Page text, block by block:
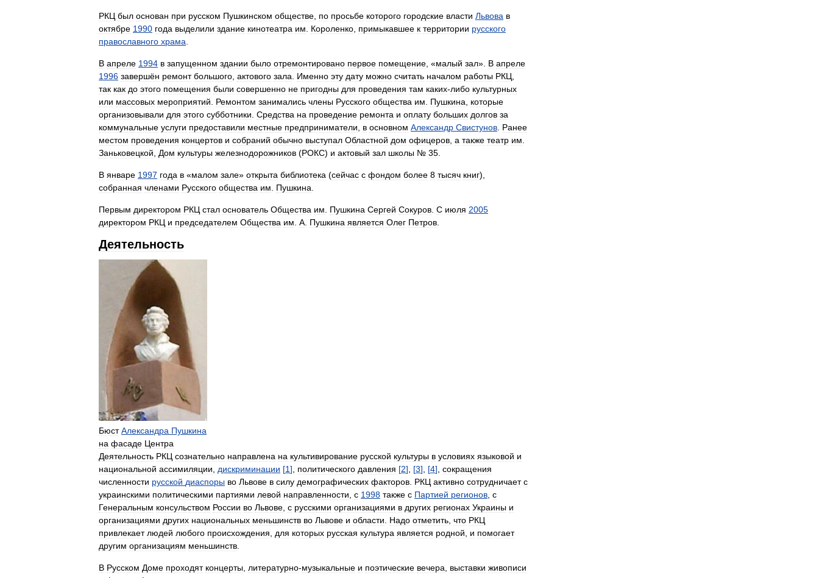
РКЦ был основан при русском Пушкинском обществе, по просьбе которого городские власти Львова в
октябре 1990 года выделили здание кинотеатра им. Короленко, примыкавшее к территории русского
православного храма.
В апреле 1994 в запущенном здании было отремонтировано первое помещение, «малый зал». В апреле
1996 завершён ремонт большого, актового зала. Именно эту дату можно считать началом работы РКЦ,
так как до этого помещения были совершенно не пригодны для проведения там каких-либо культурных
или массовых мероприятий. Ремонтом занимались члены Русского общества им. Пушкина, которые
организовывали для этого субботники. Средства на проведение ремонта и оплату больших долгов за
коммунальные услуги предоставили местные предприниматели, в основном Александр Свистунов. Ранее
местом проведения концертов и собраний обычно выступал Областной дом офицеров, а также театр им.
Заньковецкой, Дом культуры железнодорожников (РОКС) и актовый зал школы № 35.
В январе 1997 года в «малом зале» открыта библиотека (сейчас с фондом более 8 тысяч книг),
собранная членами Русского общества им. Пушкина.
Первым директором РКЦ стал основатель Общества им. Пушкина Сергей Сокуров. С июля 2005
директором РКЦ и председателем Общества им. А. Пушкина является Олег Петров.
Деятельность
Бюст Александра Пушкина
на фасаде Центра
Деятельность РКЦ сознательно направлена на культивирование русской культуры в условиях языковой и
национальной ассимиляции дискриминации [1] политического давления [2] [3] [4] сокращения
численности русской диаспоры во Львове в силу демографических факторов РКЦ активно сотрудничает с
украинскими политическими партиями левой направленности с 1998 также с Партией регионов с
Генеральным консульством России во Львове с русскими организациями в других регионах Украины и
организациями других национальных меньшинств во Львове и области Надо отметить что РКЦ
привлекает людей любого происхождения для которых русская культура является родной и помогает
другим организациям меньшинств
В Русском Доме проходят концерты литературно-музыкальные и поэтические вечера выставки живописи